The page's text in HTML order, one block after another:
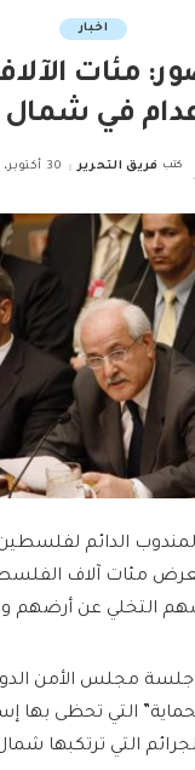
اخبار
مئات
في شمال
Posted
كتب فريق التحرير 30 أكتوبر، 2024
الدائم لفلسطين
مئات آلاف
التخلي عن أرضهم
جلسة مجلس الأمن
التي تحظى بها
التي ترتكبها